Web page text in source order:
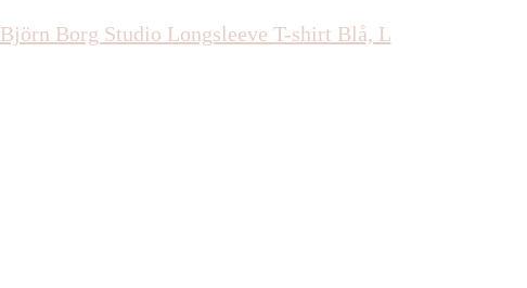
Björn Borg Studio Longsleeve T-shirt Blå, L